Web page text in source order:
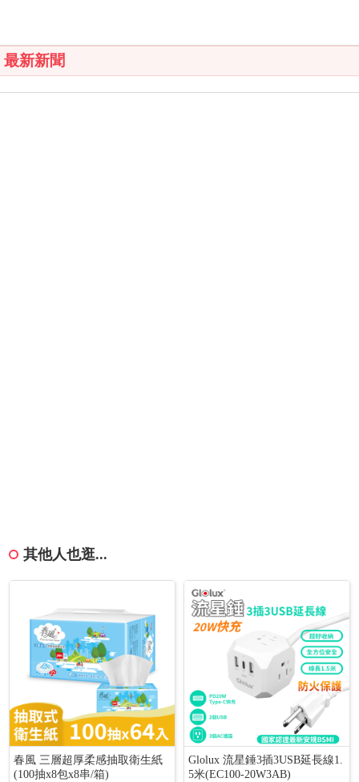
最新新聞
其他人也逛...
春風 三層超厚柔感抽取衛生紙
(100抽x8包x8串/箱)
Glolux 流星錘3插3USB延長線1.
5米(EC100-20W3AB)